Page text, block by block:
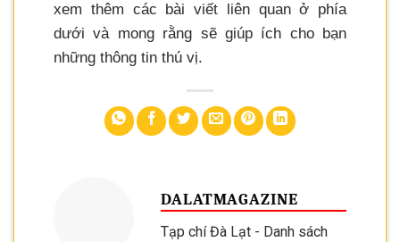
xem thêm các bài viết liên quan ở phía
dưới và mong rằng sẽ giúp ích cho bạn
những thông tin thú vị.
DALATMAGAZINE
Tạp chí Đà Lạt - Danh sách